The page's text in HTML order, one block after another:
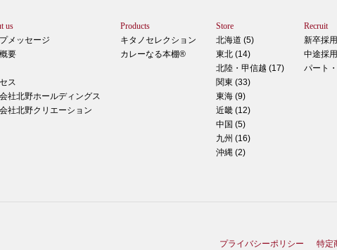
ま
！
us
メッセージ
要
ス
社北野ホールディングス
社北野クリエーション
Products
キタノセレクション
カレーなる本棚®
Store
北海道 (5)
東北 (14)
北陸・甲信越 (17)
関東 (33)
東海 (9)
近畿 (12)
中国 (5)
九州 (16)
沖縄 (2)
Recruit
新卒採用
中途採用
パート
プライバシーポリシー 特定